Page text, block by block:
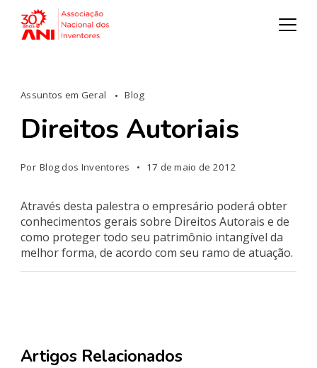
Assuntos em Geral Blog
Direitos Autoriais
Por Blog dos Inventores 17 de maio de 2012
Através desta palestra o empresário poderá obter
conhecimentos gerais sobre Direitos Autorais e de
como proteger todo seu patrimônio intangível da
melhor forma, de acordo com seu ramo de atuação.
Artigos Relacionados